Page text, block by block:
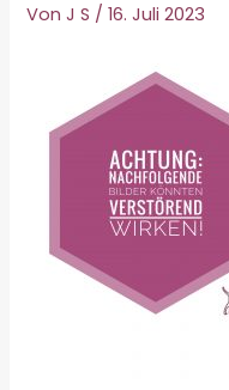
VonJ S /16. Juli 2023